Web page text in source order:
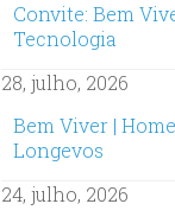
Convite: Bem
Tecnologia
28, julho, 2026
Bem Viver |
Longevos
24, julho, 2026